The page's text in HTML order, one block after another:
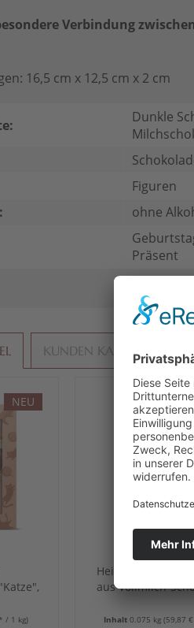
Verbindung
16,5 cm x 12,5 cm x 2 cm
Dunkle
Figuren
ohne
Präsent
KUNDEN KAUFTEN AUCH
NEU
/ 1 kg)
Heilemann
aus Vollmilch-
Inhalt 0.075 kg (59,87